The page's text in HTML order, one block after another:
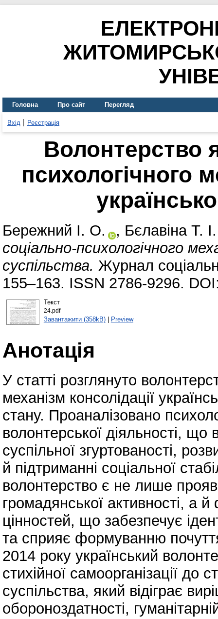
Головна Про сайт Перегляд
Вхід Реєстрація
Волонтерство
психологічного
Бережний І. О. , Бєлавіна Т. І.
соціально-психологічного
суспільства. Журнал
155–163. ISSN 2786-9296.
Текст
24.pdf
Завантажити (358kB)| Preview
Анотація
У статті розглянуто
механізм консолідації
стану. Проаналізовано
волонтерської діяльності, що
суспільної згуртованості,
й підтриманні соціальної
волонтерство є не лише
громадянської активності, а
цінностей, що забезпечує
та сприяє формуванню
2014 року український
стихійної самоорганізації до
суспільства, який відіграє
обороноздатності,